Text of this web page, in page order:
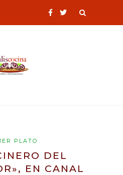
PLATO
DEL
EN CANAL